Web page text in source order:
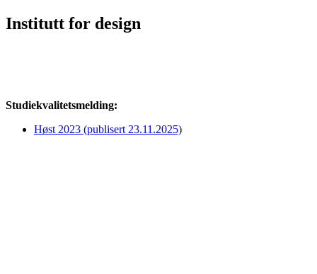
Institutt for design
Studiekvalitetsmelding:
Høst 2023 (publisert 23.11.2025)